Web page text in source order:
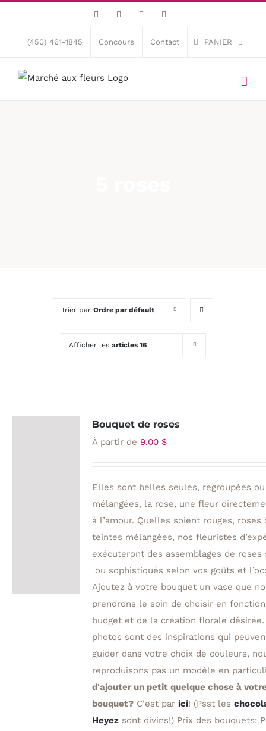
content
Facebook Instagram
(450) 461-1845 Concours Contact PANIER
Trier par Ordre par défault
Afficher les articles 16
Bouquet de roses
À partir de 9.00 $
Elles sont belles seules, regroupées ou
mélangées, la rose, une fleur
à l’amour. Quelles soient rouges, roses
teintes mélangées, nos fleuristes
exécuteront des assemblages de roses
ou sophistiqués selon vos goûts et
Ajoutez à votre bouquet un vase que
prendrons le soin de choisir en
budget et de la création florale désirée.
photos sont des inspirations qui
guider dans votre choix de couleurs,
reproduisons pas un modèle en
d'ajouter un petit quelque chose à
bouquet? C'est par ici! (Psst les
Heyez sont divins!) Prix des bouquets: